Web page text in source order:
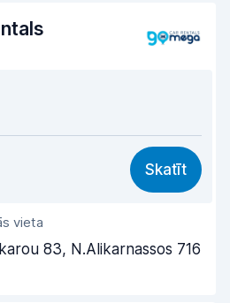
9,1
9,4
Skatīt
vieta
83, N.Alikarnassos 716